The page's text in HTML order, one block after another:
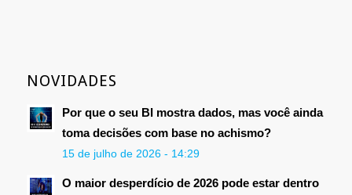
NOVIDADES
Por que o seu BI mostra dados, mas você ainda
toma decisões com base no achismo?
15 de julho de 2026 - 14:29
O maior desperdício de 2026 pode estar dentro